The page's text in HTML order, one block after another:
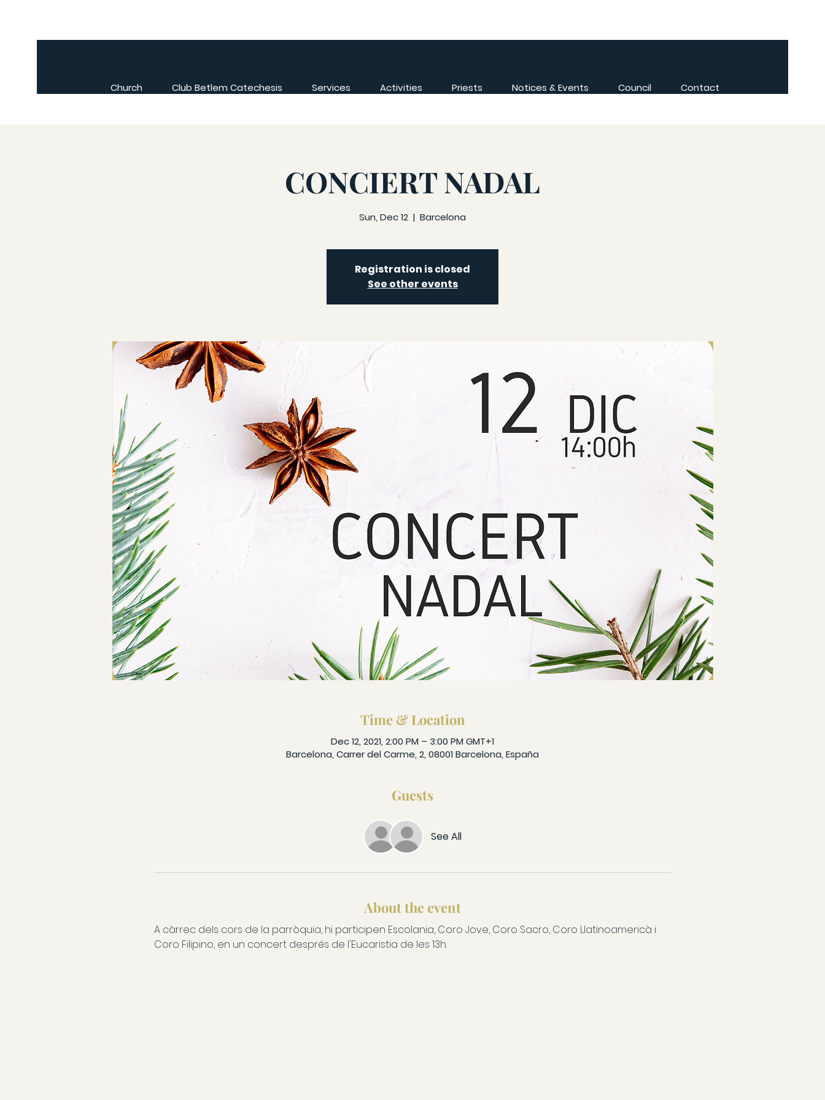
Church Club Betlem Catechesis Services Activities Priests Notices & Events Council Contact
CONCIERT NADAL
Sun, Dec 12
  |
Barcelona
Registration is closed
See other events
Time & Location
Dec 12, 2021, 2:00 PM – 3:00 PM GMT+1
Barcelona, Carrer del Carme, 2, 08001 Barcelona, España
Guests
See All
About the event
A càrrec dels cors de la parròquia, hi participen Escolania, Coro Jove, Coro Sacro, Coro Llatinoamericà i
Coro Filipino, en un concert després de l'Eucaristia de les 13h.